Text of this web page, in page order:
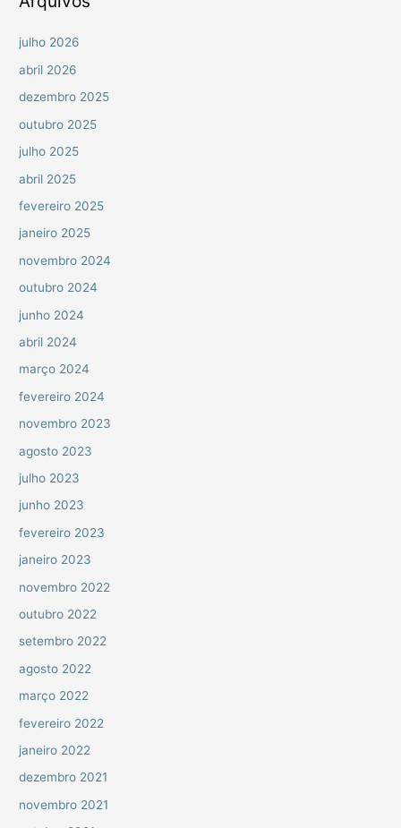
julho 2026
abril 2026
dezembro 2025
outubro 2025
julho 2025
abril 2025
fevereiro 2025
janeiro 2025
novembro 2024
outubro 2024
junho 2024
abril 2024
março 2024
fevereiro 2024
novembro 2023
agosto 2023
julho 2023
junho 2023
fevereiro 2023
janeiro 2023
novembro 2022
outubro 2022
setembro 2022
agosto 2022
março 2022
fevereiro 2022
janeiro 2022
dezembro 2021
novembro 2021